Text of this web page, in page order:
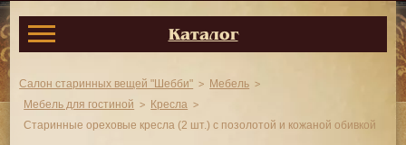
Каталог
Салон старинных вещей "Шебби"
Мебель
Мебель для гостиной
Кресла
Старинные ореховые кресла (2 шт.) с позолотой и кожаной обивкой